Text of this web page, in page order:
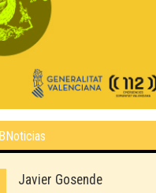
Javier Gosende